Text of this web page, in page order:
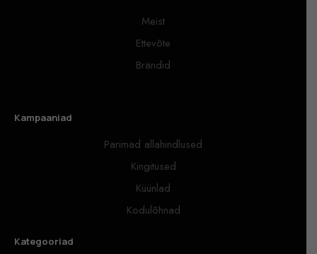
Meist
Ettevõte
Brändid
Kampaaniad
Parimad allahindlused
Kingitused
Küünlad
Kodulõhnad
Kategooriad